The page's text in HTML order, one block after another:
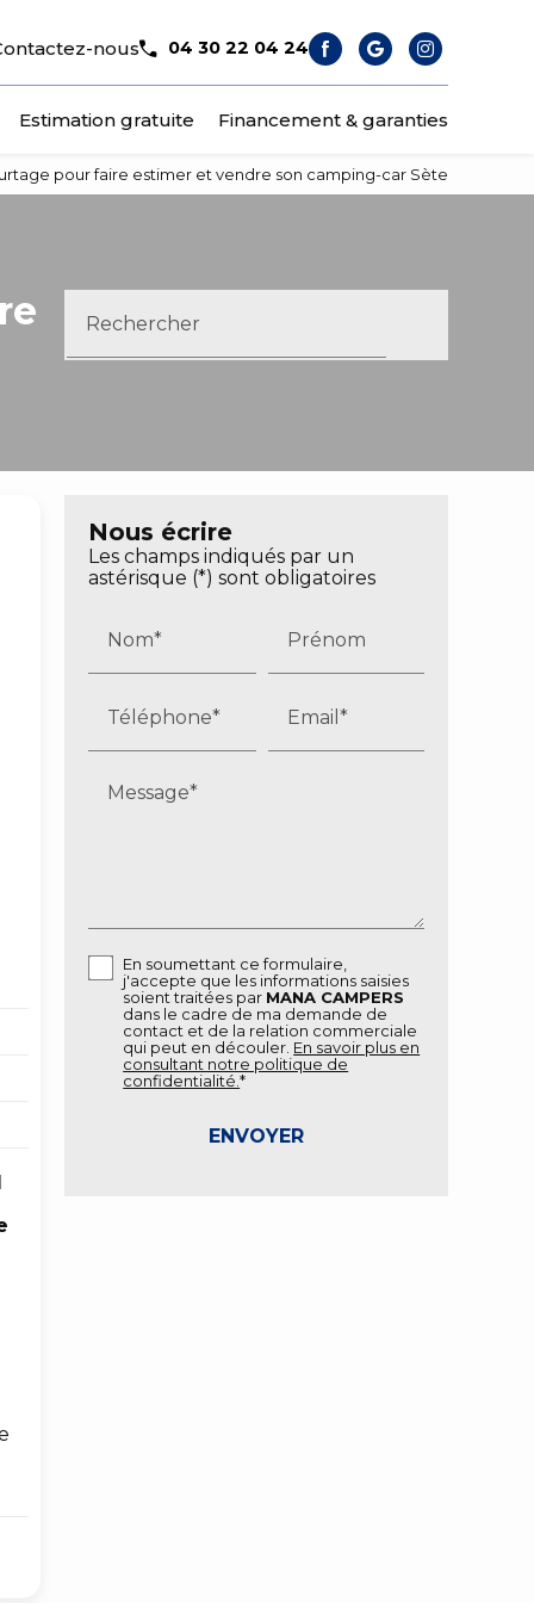
nous 04 30 22 04 24
Estimation gratuite Financement & garanties
pour faire estimer et vendre son camping-car Sète
Rechercher
Nous écrire
Les champs indiqués par un
astérisque (*) sont obligatoires
Nom* Prénom
Téléphone* Email*
Message*
En soumettant ce formulaire,
j'accepte que les informations saisies
soient traitées par MANA CAMPERS
dans le cadre de ma demande de
contact et de la relation commerciale
qui peut en découler. En savoir plus en
consultant notre politique de
confidentialité.*